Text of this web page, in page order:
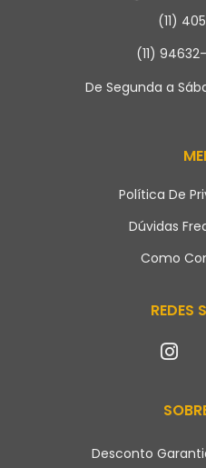
(11)
(11)
De Segunda a
Política De
Dúvidas
Como
REDES
Desconto